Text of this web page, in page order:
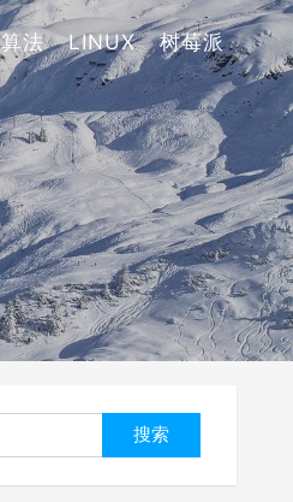
算法 LINUX 树莓派
搜索